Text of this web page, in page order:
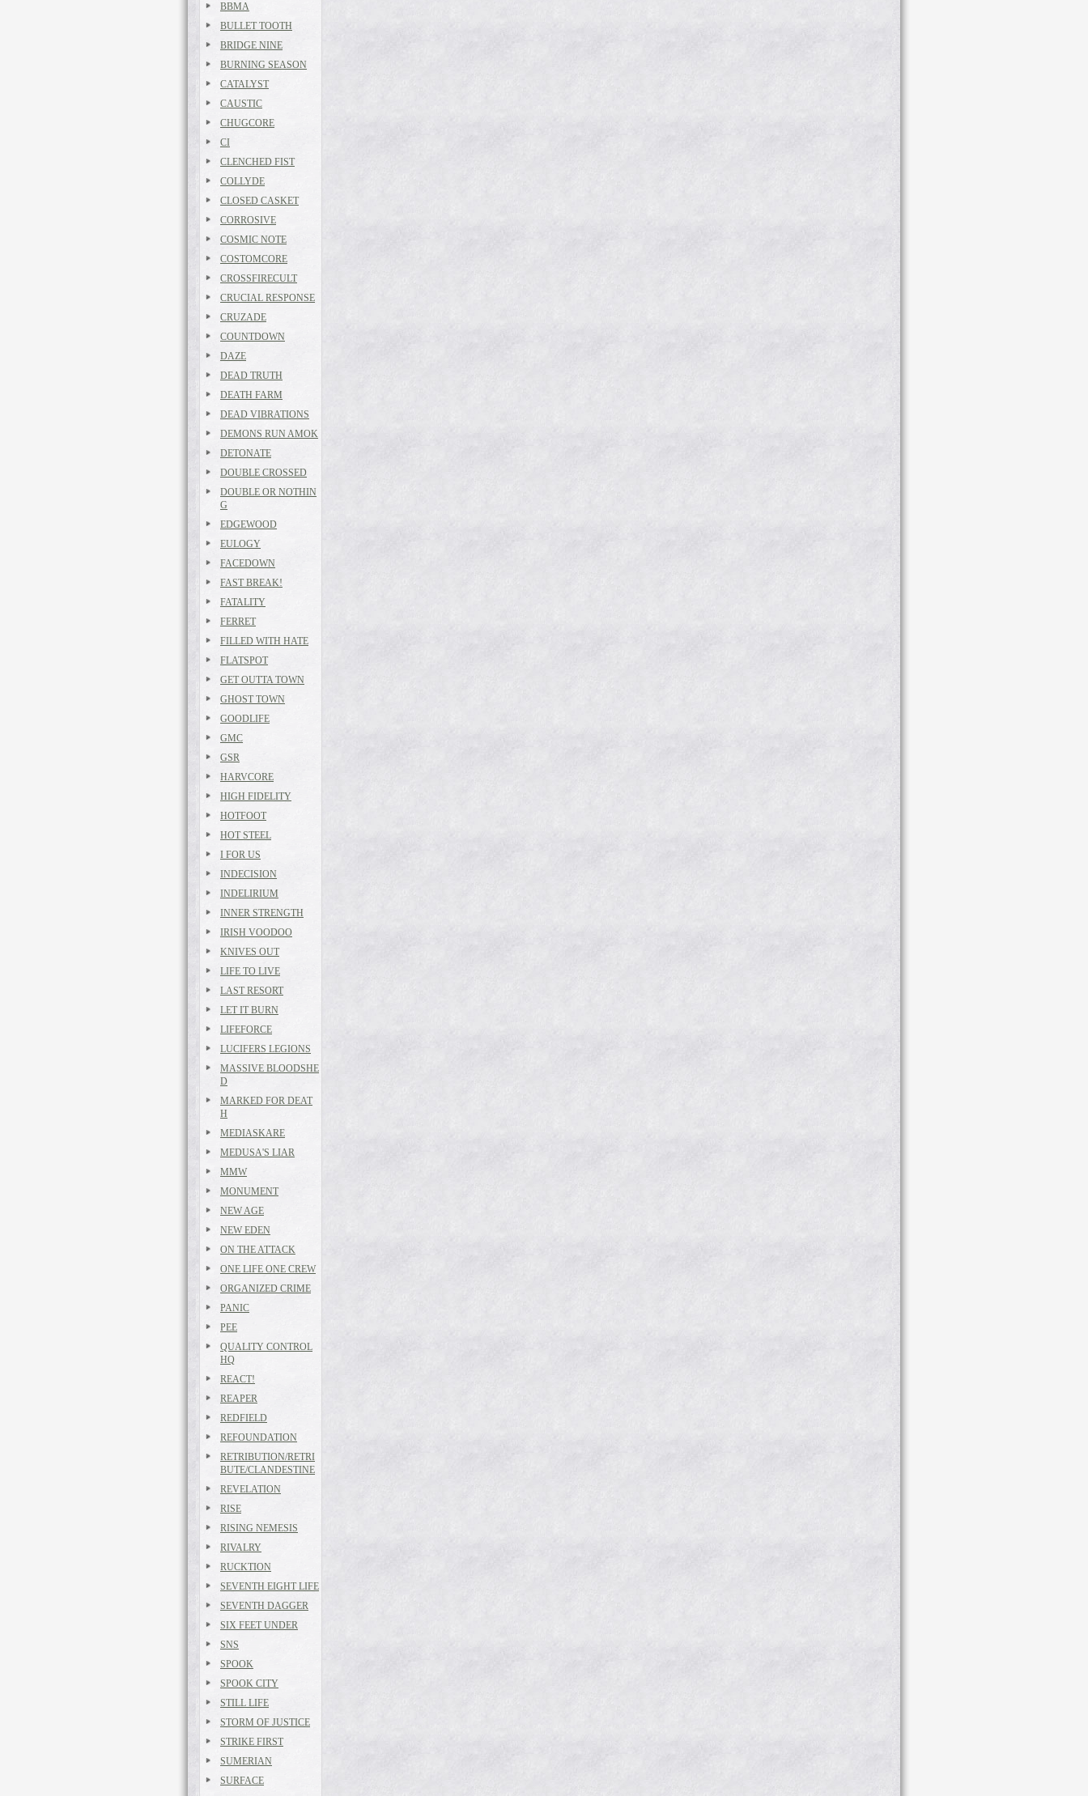
BBMA
BULLET TOOTH
BRIDGE NINE
BURNING SEASON
CATALYST
CAUSTIC
CHUGCORE
CI
CLENCHED FIST
COLLYDE
CLOSED CASKET
CORROSIVE
COSMIC NOTE
COSTOMCORE
CROSSFIRECULT
CRUCIAL RESPONSE
CRUZADE
COUNTDOWN
DAZE
DEAD TRUTH
DEATH FARM
DEAD VIBRATIONS
DEMONS RUN AMOK
DETONATE
DOUBLE CROSSED
DOUBLE OR NOTHIN
G
EDGEWOOD
EULOGY
FACEDOWN
FAST BREAK!
FATALITY
FERRET
FILLED WITH HATE
FLATSPOT
GET OUTTA TOWN
GHOST TOWN
GOODLIFE
GMC
GSR
HARVCORE
HIGH FIDELITY
HOTFOOT
HOT STEEL
I FOR US
INDECISION
INDELIRIUM
INNER STRENGTH
IRISH VOODOO
KNIVES OUT
LIFE TO LIVE
LAST RESORT
LET IT BURN
LIFEFORCE
LUCIFERS LEGIONS
MASSIVE BLOODSHE
D
MARKED FOR DEAT
H
MEDIASKARE
MEDUSA'S LIAR
MMW
MONUMENT
NEW AGE
NEW EDEN
ON THE ATTACK
ONE LIFE ONE CREW
ORGANIZED CRIME
PANIC
PEE
QUALITY CONTROL
HQ
REACT!
REAPER
REDFIELD
REFOUNDATION
RETRIBUTION/RETRI
BUTE/CLANDESTINE
REVELATION
RISE
RISING NEMESIS
RIVALRY
RUCKTION
SEVENTH EIGHT LIFE
SEVENTH DAGGER
SIX FEET UNDER
SNS
SPOOK
SPOOK CITY
STILL LIFE
STORM OF JUSTICE
STRIKE FIRST
SUMERIAN
SURFACE